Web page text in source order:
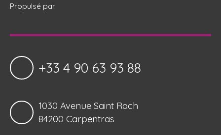
Propulsé par
+33 4 90 63 93 88
1030 Avenue Saint Roch
84200 Carpentras